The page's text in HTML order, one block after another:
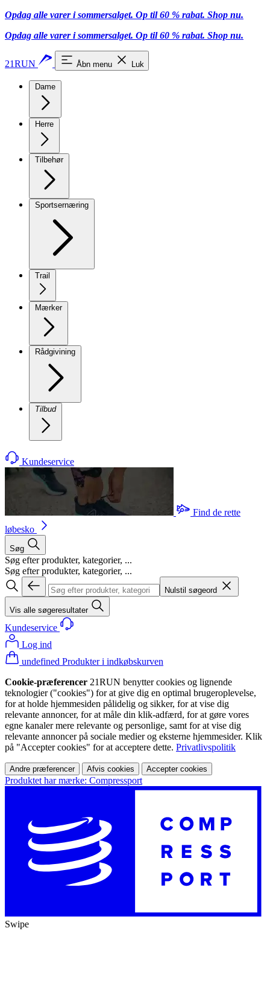
Opdag alle varer i sommersalget. Op til 60 % rabat. Shop nu.
Opdag alle varer i sommersalget. Op til 60 % rabat. Shop nu.
21RUN Åbn menu Luk
Dame
Herre
Tilbehør
Sportsernæring
Trail
Mærker
Rådgivining
Tilbud
Kundeservice
Find de rette
løbesko
Søg
Søg efter produkter, kategorier, ...
Søg efter produkter, kategorier, ...
Nulstil søgeord
Vis alle søgeresultater
Kundeservice
Log ind
undefined Produkter i indkøbskurven
Cookie-præferencer 21RUN benytter cookies og lignende
teknologier ("cookies") for at give dig en optimal brugeroplevelse,
for at holde hjemmesiden pålidelig og sikker, for at vise dig
relevante annoncer, for at måle din klik-adfærd, for at gøre vores
egne kanaler mere relevante og personlige, samt for at vise dig
relevante annoncer på sociale medier og eksterne hjemmesider. Klik
på "Accepter cookies" for at acceptere dette. Privatlivspolitik
Andre præferencer Afvis cookies Accepter cookies
Produktet har mærke: Compressport
Swipe